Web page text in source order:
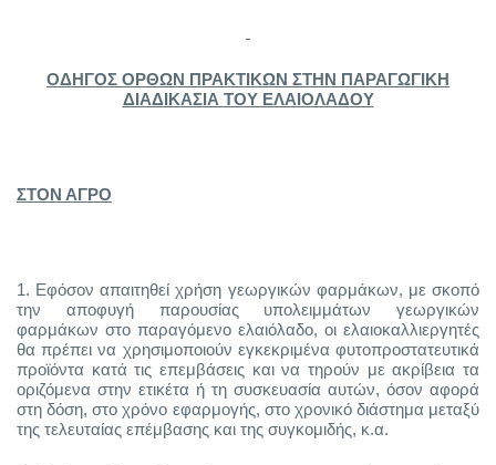
ΟΔΗΓΟΣ ΟΡΘΩΝ ΠΡΑΚΤΙΚΩΝ ΣΤΗΝ ΠΑΡΑΓΩΓΙΚΗ
ΔΙΑΔΙΚΑΣΙΑ ΤΟΥ ΕΛΑΙΟΛΑΔΟΥ
ΣΤΟΝ ΑΓΡΟ
1. Εφόσον απαιτηθεί χρήση γεωργικών φαρμάκων, με σκοπό
την αποφυγή παρουσίας υπολειμμάτων γεωργικών
φαρμάκων στο παραγόμενο ελαιόλαδο, οι ελαιοκαλλιεργητές
θα πρέπει να χρησιμοποιούν εγκεκριμένα φυτοπροστατευτικά
προϊόντα κατά τις επεμβάσεις και να τηρούν με ακρίβεια τα
οριζόμενα στην ετικέτα ή τη συσκευασία αυτών, όσον αφορά
στη δόση, στο χρόνο εφαρμογής, στο χρονικό διάστημα μεταξύ
της τελευταίας επέμβασης και της συγκομιδής, κ.α.